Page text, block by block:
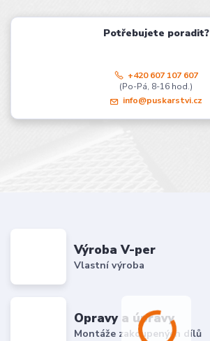
Potřebujete poradit?
+420 607 107 607
(Po-Pá, 8-16 hod.)
info@puskarstvi.cz
Výroba V-per
Vlastní výroba
Opravy a úpravy
Montáže zakoupených dílů